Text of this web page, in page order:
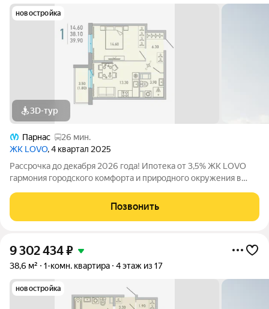
новостройка
3D-тур
Парнас
26 мин.
ЖК LOVO, 4 квартал 2025
Рассрочка до декабря 2026 года! Ипотека от 3,5% ЖК LOVO
гармония городского комфорта и природного окружения в
Позвонить
9 302 434₽
38,6 м² 1-комн. квартира 4 этаж из 17
новостройка